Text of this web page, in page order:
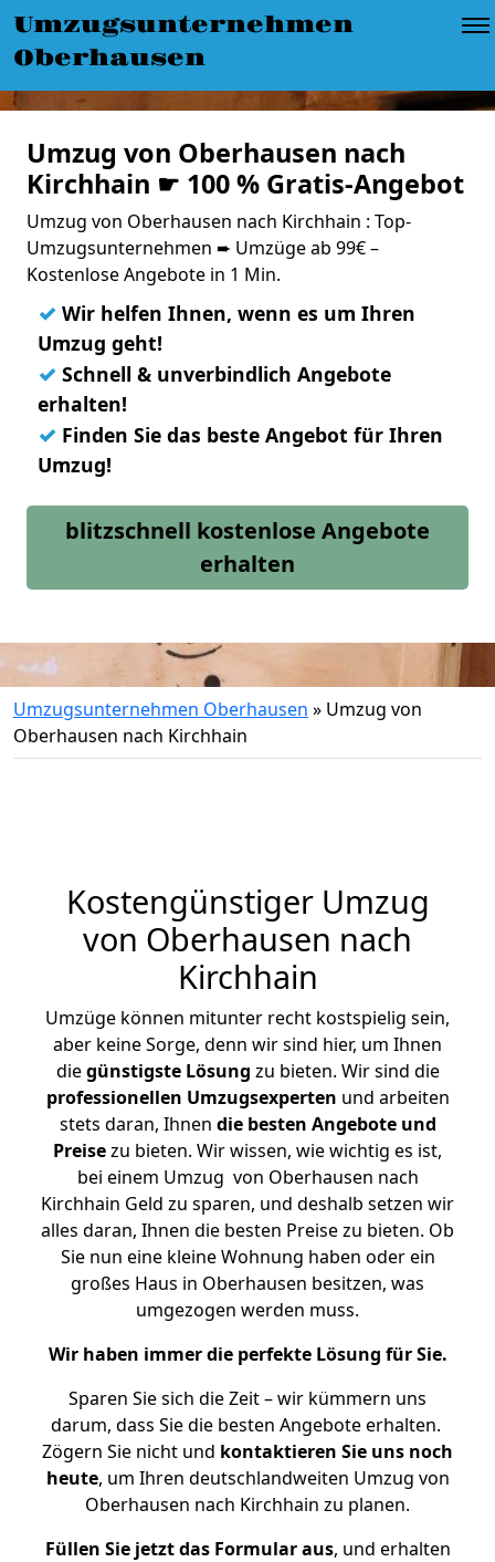
Umzugsunternehmen
Oberhausen
Umzug von Oberhausen nach
Kirchhain ☛ 100 % Gratis-Angebot
Umzug von Oberhausen nach Kirchhain : Top-
Umzugsunternehmen ➨ Umzüge ab 99€ –
Kostenlose Angebote in 1 Min.
✓ Wir helfen Ihnen, wenn es um Ihren
Umzug geht!
✓ Schnell & unverbindlich Angebote
erhalten!
✓ Finden Sie das beste Angebot für Ihren
Umzug!
blitzschnell kostenlose Angebote
erhalten
Umzugsunternehmen Oberhausen » Umzug von
Oberhausen nach Kirchhain
Kostengünstiger Umzug
von Oberhausen nach
Kirchhain
Umzüge können mitunter recht kostspielig sein,
aber keine Sorge, denn wir sind hier, um Ihnen
diegünstigste Lösung zu bieten. Wir sind die
professionellen Umzugsexperten und arbeiten
stets daran, Ihnen die besten Angebote und
Preisezu bieten. Wir wissen, wie wichtig es ist,
bei einem Umzug von Oberhausen nach
Kirchhain Geld zu sparen, und deshalb setzen wir
alles daran, Ihnen die besten Preise zu bieten. Ob
Sie nun eine kleine Wohnung haben oder ein
großes Haus in Oberhausen besitzen, was
umgezogen werden muss.
Wir haben immer die perfekte Lösung für Sie.
Sparen Sie sich die Zeit – wir kümmern uns
darum, dass Sie die besten Angebote erhalten.
Zögern Sie nicht und kontaktieren Sie uns noch
heute, um Ihren deutschlandweiten Umzug von
Oberhausen nach Kirchhain zu planen.
Füllen Sie jetzt das Formular aus, und erhalten